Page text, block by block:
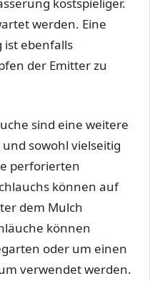
werden. Eine
ist ebenfalls
der Emitter zu
sind eine weitere
sowohl vielseitig
perforierten
können auf
dem Mulch
können
oder um einen
verwendet werden.